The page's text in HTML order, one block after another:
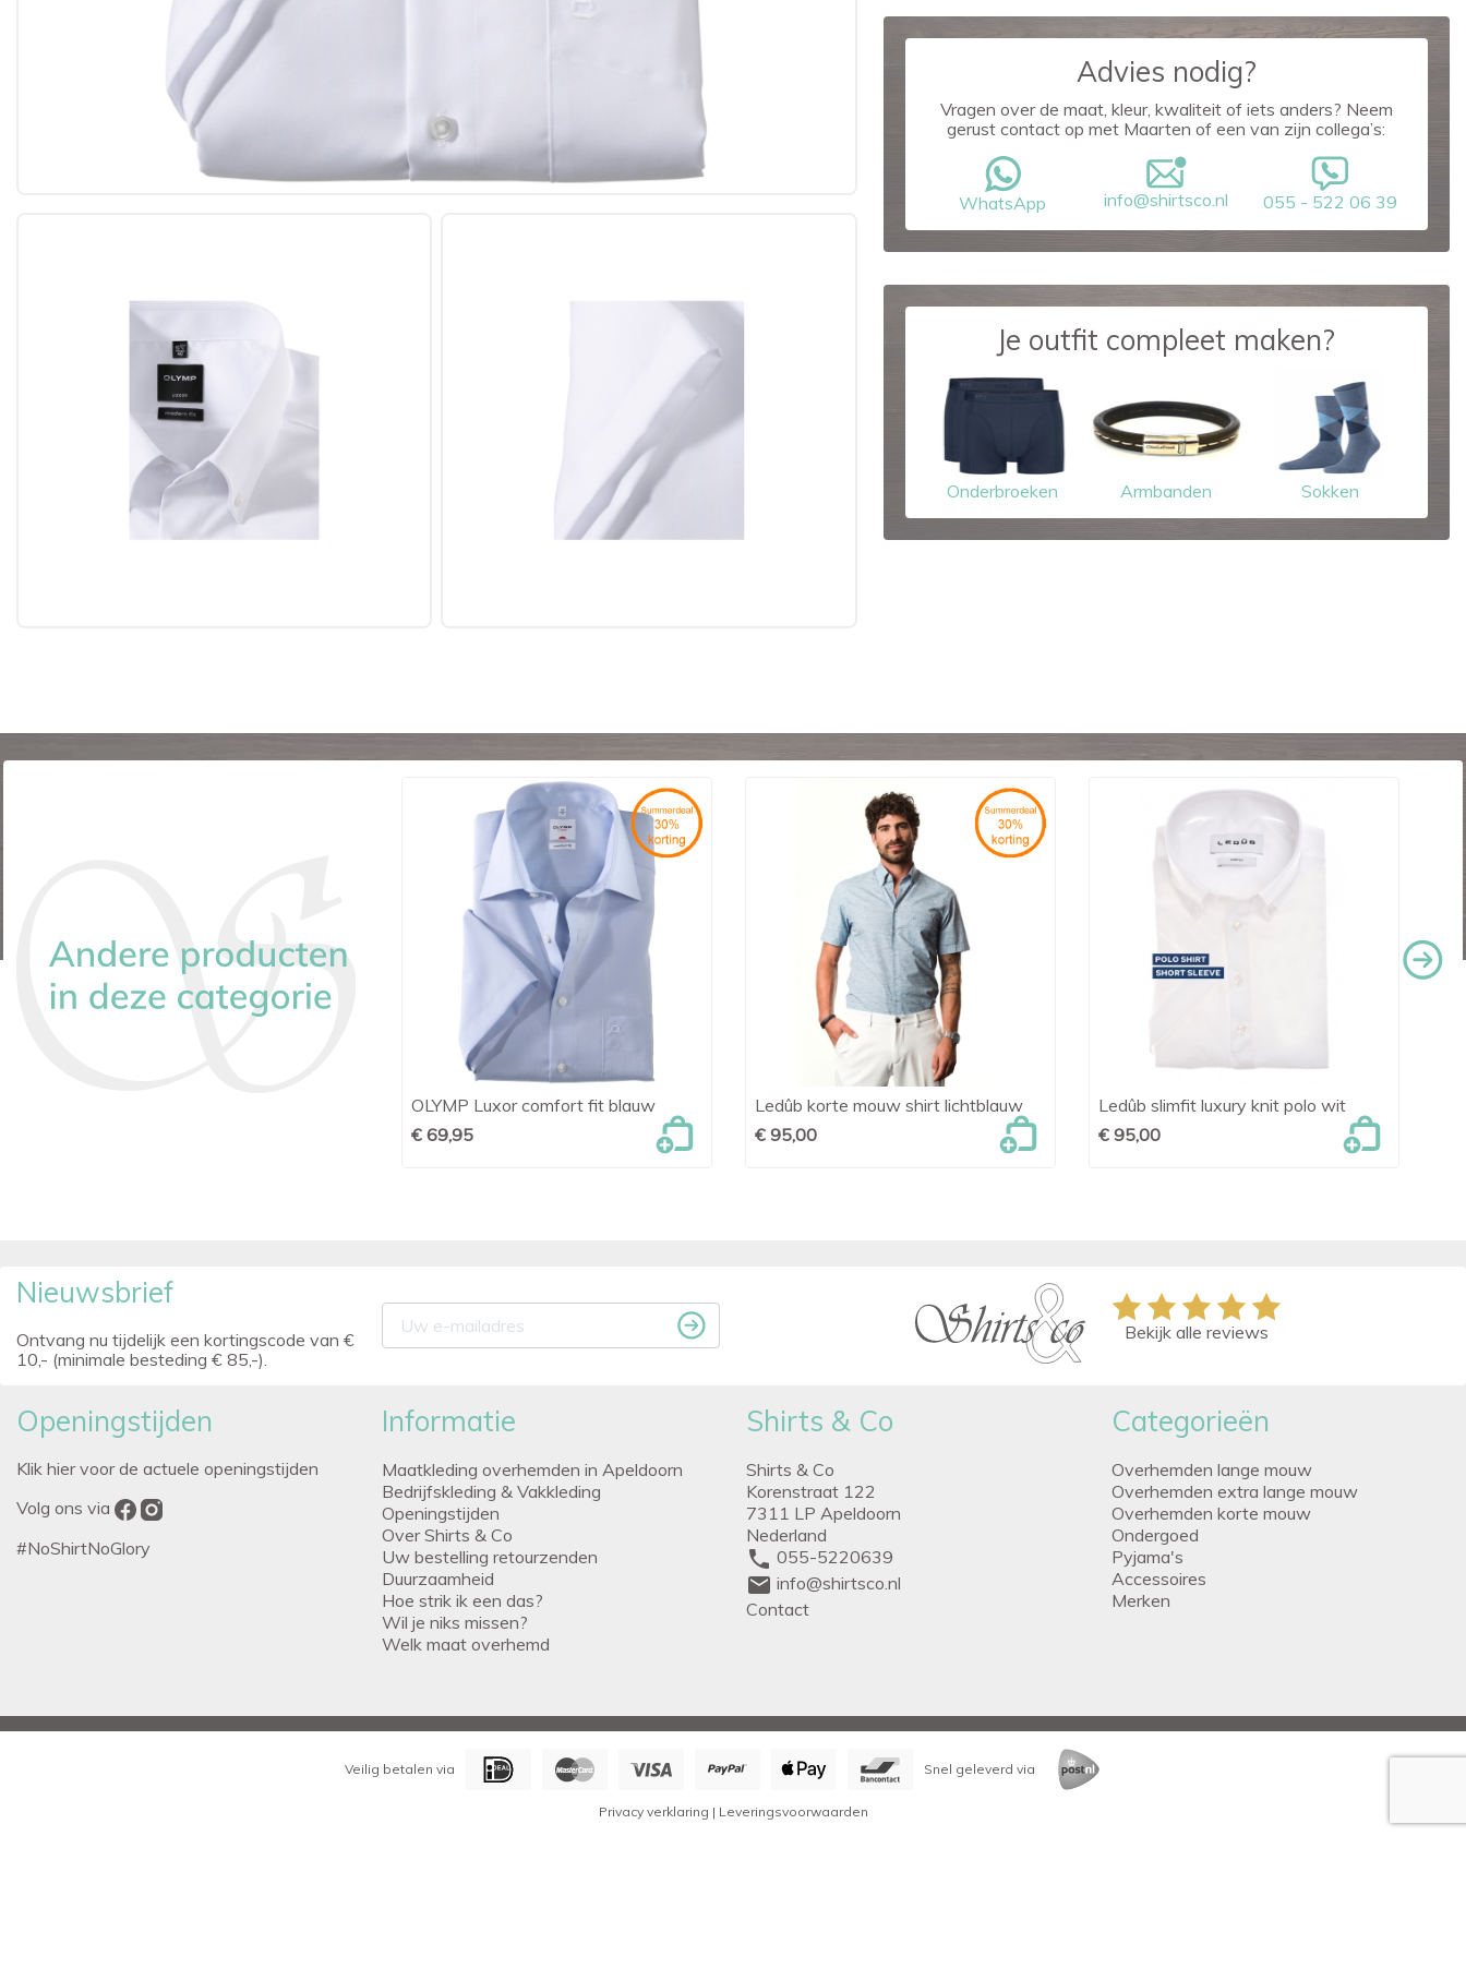
Advies nodig?
Vragen over de maat, kleur, kwaliteit of iets anders? Neem
gerust contact op met Maarten of een van zijn collega’s:
WhatsApp info@shirtsco.nl 055 - 522 06 39
Je outfit compleet maken?
Onderbroeken Armbanden Sokken
 Snel bekijken
OLYMP Luxor comfort fit blauw
€ 69,95
 Snel bekijken
Ledûb korte mouw shirt lichtblauw
€ 95,00
 Snel bekijken
Ledûb slimfit luxury knit polo wit
€ 95,00
Nieuwsbrief
Ontvang nu tijdelijk een kortingscode van €
10,- (minimale besteding € 85,-).
Bekijk alle reviews
Openingstijden
Klik hier voor de actuele openingstijden
Volg ons via
#NoShirtNoGlory
Informatie
Maatkleding overhemden in Apeldoorn
Bedrijfskleding & Vakkleding
Openingstijden
Over Shirts & Co
Uw bestelling retourzenden
Duurzaamheid
Hoe strik ik een das?
Wil je niks missen?
Welk maat overhemd
Shirts & Co
Shirts & Co
Korenstraat 122
7311 LP Apeldoorn
Nederland
phone 055-5220639
mail info@shirtsco.nl
Contact
Categorieën
Overhemden lange mouw
Overhemden extra lange mouw
Overhemden korte mouw
Ondergoed
Pyjama's
Accessoires
Merken
Veilig betalen via Snel geleverd via
Privacy verklaring | Leveringsvoorwaarden